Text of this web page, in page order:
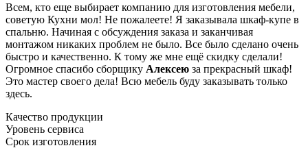
Всем, кто еще выбирает компанию для изготовления мебели,
советую Кухни мол! Не пожалеете! Я заказывала шкаф-купе в
спальню. Начиная с обсуждения заказа и заканчивая
монтажом никаких проблем не было. Все было сделано очень
быстро и качественно. К тому же мне ещё скидку сделали!
Огромное спасибо сборщику Алексею за прекрасный шкаф!
Это мастер своего дела! Всю мебель буду заказывать только
здесь.
Качество продукции
Уровень сервиса
Срок изготовления